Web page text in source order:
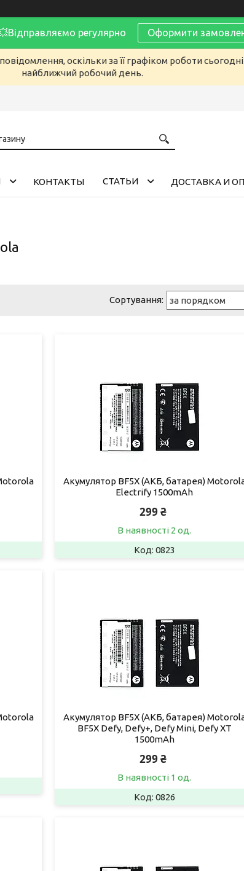
регулярно Оформити
оскільки за її графіком роботи
найближчий робочий день.
КОНТАКТЫ CТАТЬИ ДОСТАВКА И
Акумулятор BF5X (АКБ, батарея)
Electrify 1500mAh
299 ₴
В наявності 2 од.
0823
Акумулятор BF5X (АКБ, батарея)
BF5X Defy, Defy+, Defy Mini, Defy XT
1500mAh
299 ₴
В наявності 1 од.
0826